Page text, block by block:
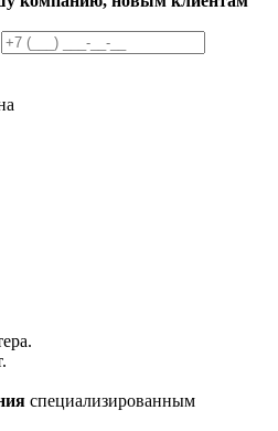
специализированным